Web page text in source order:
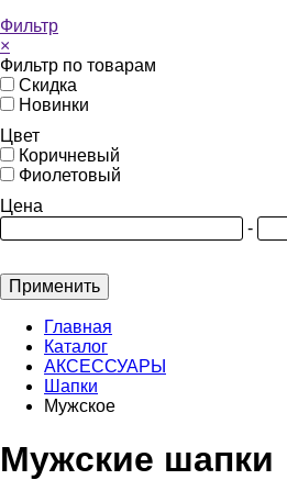
Фильтр
×
Фильтр по товарам
Скидка
Новинки
Цвет
Коричневый
Фиолетовый
Цена
-
Применить
Главная
Каталог
АКСЕССУАРЫ
Шапки
Мужское
Мужские шапки